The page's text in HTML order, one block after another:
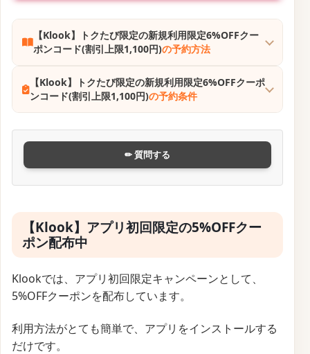
【Klook】トクたび限定の新規利用限定6%OFFクー
ポンコード(割引上限1,100円)の予約方法
【Klook】トクたび限定の新規利用限定6%OFFクーポ
ンコード(割引上限1,100円)の予約条件
✏ 質問する
【Klook】アプリ初回限定の5%OFFクー
ポン配布中
Klookでは、アプリ初回限定キャンペーンとして、
5%OFFクーポンを配布しています。
利用方法がとても簡単で、アプリをインストールする
だけです。